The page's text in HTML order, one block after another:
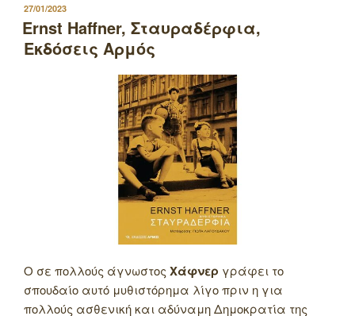
ΔΗΜΟΣΙΕΥΤΗΚΕ
ΣΤΙΣ
27/01/2023
Ernst Haffner, Σταυραδέρφια,
Εκδόσεις Αρμός
Ο σε πολλούς άγνωστος Χάφνερ γράφει το
σπουδαίο αυτό μυθιστόρημα λίγο πριν η για
πολλούς ασθενική και αδύναμη Δημοκρατία της